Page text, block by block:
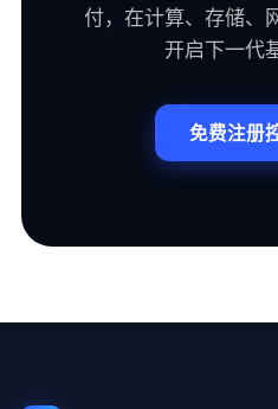
付，在计算、存储、
开启下一代
免费注册